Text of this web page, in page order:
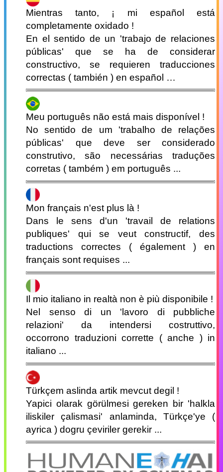
Mientras tanto, ¡ mi español está
completamente oxidado !
En el sentido de un 'trabajo de relaciones
públicas' que se ha de considerar
constructivo, se requieren traducciones
correctas ( también ) en español …
Meu português não está mais disponível !
No sentido de um 'trabalho de relações
públicas' que deve ser considerado
construtivo, são necessárias traduções
corretas ( também ) em português ...
Mon français n'est plus là !
Dans le sens d'un 'travail de relations
publiques' qui se veut constructif, des
traductions correctes ( également ) en
français sont requises ...
Il mio italiano in realtà non è più disponibile !
Nel senso di un 'lavoro di pubbliche
relazioni' da intendersi costruttivo,
occorrono traduzioni corrette ( anche ) in
italiano ...
Türkçem aslinda artik mevcut degil !
Yapici olarak görülmesi gereken bir 'halkla
iliskiler çalismasi' anlaminda, Türkçe'ye (
ayrica ) dogru çeviriler gerekir ...